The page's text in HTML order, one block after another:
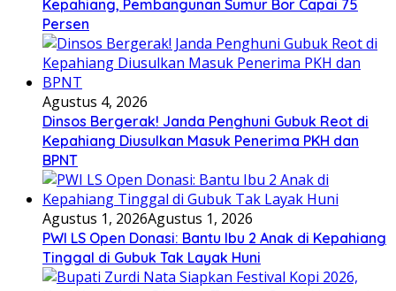
Kepahiang, Pembangunan Sumur Bor Capai 75
Persen
Agustus 4, 2026
Dinsos Bergerak! Janda Penghuni Gubuk Reot di
Kepahiang Diusulkan Masuk Penerima PKH dan
BPNT
Agustus 1, 2026Agustus 1, 2026
PWI LS Open Donasi: Bantu Ibu 2 Anak di Kepahiang
Tinggal di Gubuk Tak Layak Huni